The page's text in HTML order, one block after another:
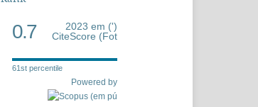
0.7
2023 em (')
CiteScore (Fot
61st percentile
Powered by